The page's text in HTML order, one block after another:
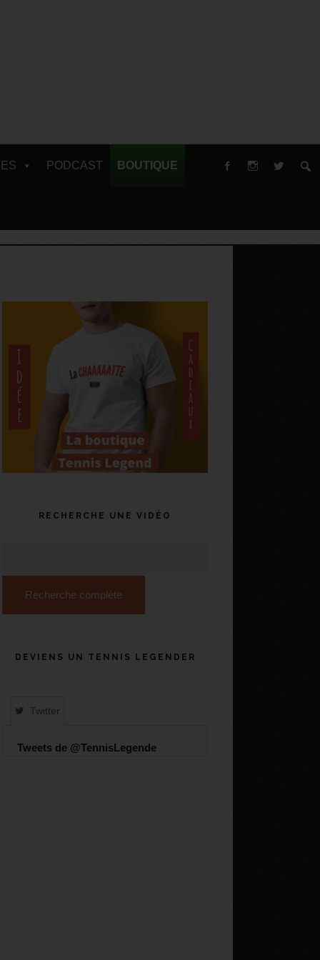
PODCAST BOUTIQUE
RECHERCHE UNE VIDÉO
Recherche complète
DEVIENS UN TENNIS LEGENDER
Twitter
Tweets de @TennisLegende